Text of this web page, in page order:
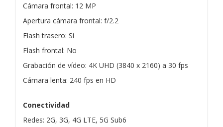
Cámara frontal: 12 MP
Apertura cámara frontal: f/2.2
Flash trasero: Sí
Flash frontal: No
Grabación de vídeo: 4K UHD (3840 x 2160) a 30 fps
Cámara lenta: 240 fps en HD
Conectividad
Redes: 2G, 3G, 4G LTE, 5G Sub6